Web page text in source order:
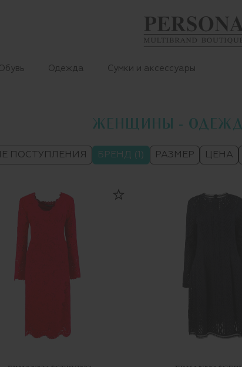
Одежда Сумки и аксессуары
ЖЕНЩИНЫ -
ПОСТУПЛЕНИЯ БРЕНД (1) РАЗМЕР ЦЕНА